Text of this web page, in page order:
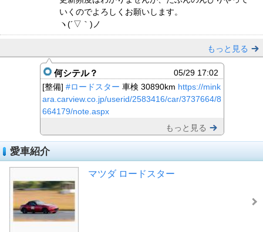
いくのでよろしくお願いします。
ヽ(´▽｀)ノ
もっと見る
何シテル？
05/29 17:02
[整備] #ロードスター 車検 30890km https://mink
ara.carview.co.jp/userid/2583416/car/3737664/8
664179/note.aspx
もっと見る
愛車紹介
マツダ ロードスター